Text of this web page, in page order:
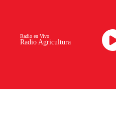
Radio Agricultura
Radio en Vivo